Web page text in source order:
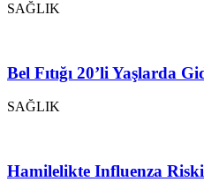
SAĞLIK
Bel Fıtığı 20’li Yaşlarda
SAĞLIK
Hamilelikte Influenza